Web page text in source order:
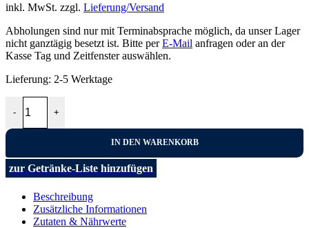
inkl. MwSt. zzgl. Lieferung/Versand
Abholungen sind nur mit Terminabsprache möglich, da unser Lager
nicht ganztägig besetzt ist. Bitte perE-Mail anfragen oder an der
Kasse Tag und Zeitfenster auswählen.
Lieferung: 2-5 Werktage
- +
IN DEN WARENKORB
zur Getränke-Liste hinzufügen
Beschreibung
Zusätzliche Informationen
Zutaten & Nährwerte